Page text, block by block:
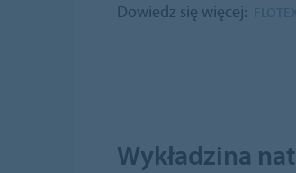
Dowiedz się więcej:
Wykładzina